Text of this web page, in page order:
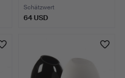
Schätzwert
64 USD